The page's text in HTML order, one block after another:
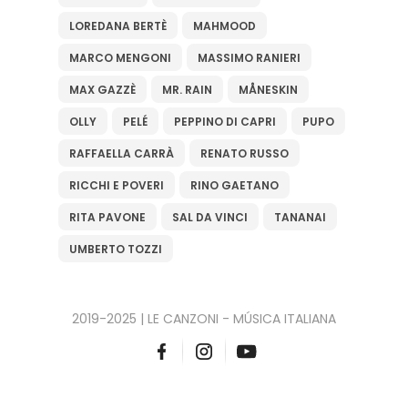
LOREDANA BERTÈ MAHMOOD
MARCO MENGONI MASSIMO RANIERI
MAX GAZZÈ MR. RAIN MÅNESKIN
OLLY PELÉ PEPPINO DI CAPRI PUPO
RAFFAELLA CARRÀ RENATO RUSSO
RICCHI E POVERI RINO GAETANO
RITA PAVONE SAL DA VINCI TANANAI
UMBERTO TOZZI
2019-2025 | LE CANZONI - MÚSICA ITALIANA